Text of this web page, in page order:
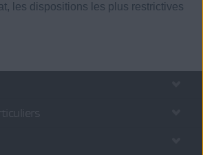
les dispositions les plus restrictives